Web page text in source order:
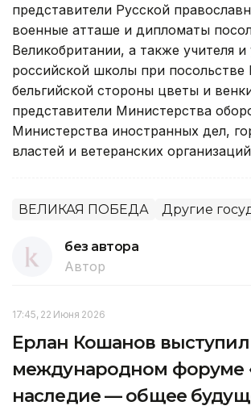
представители Русской
военные атташе и дипломаты
Великобритании, а также учителя и
российской шко­лы при посольстве
бельгийской стороны цветы и
представители Министерства
Министерства иностранных дел,
властей и ветеранских
ВЕЛИКАЯ ПОБЕДА Другие
без автора
Автор
17:45, 22 Июня 2026
Ерлан Кошанов
международном форуме
наследие — общее